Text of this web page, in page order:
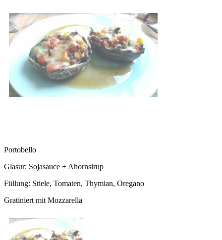
Portobello
Glasur: Sojasauce + Ahornsirup
Füllung: Stiele, Tomaten, Thymian, Oregano
Gratiniert mit Mozzarella